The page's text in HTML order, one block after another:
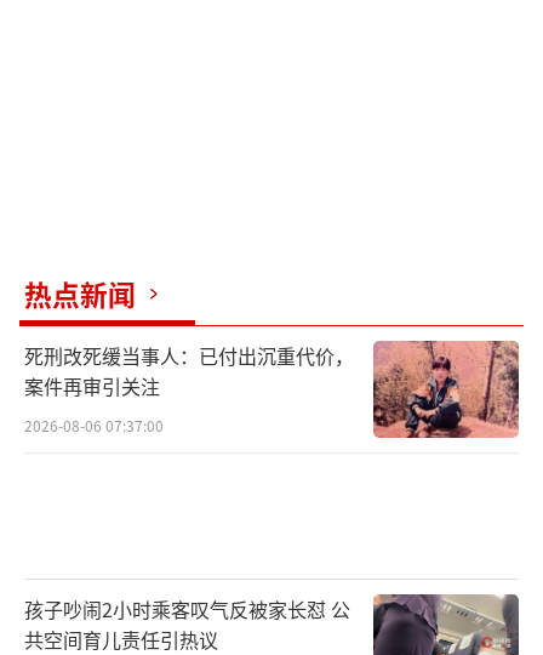
热点新闻
死刑改死缓当事人：已付出沉重代价，
案件再审引关注
2026-08-06 07:37:00
孩子吵闹2小时乘客叹气反被家长怼 公
共空间育儿责任引热议